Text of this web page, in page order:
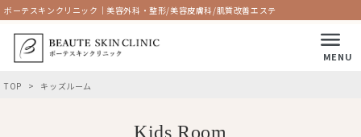
ボーテスキンクリニック｜美容外科・整形/美容皮膚科/肌質改善エステ
MENU
TOP キッズルーム
Kids Room